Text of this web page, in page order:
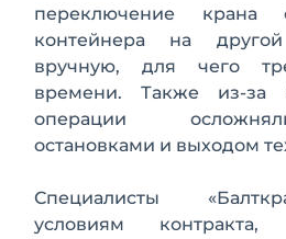
переключение
контейнера на другой
вручную, для чего
времени. Также из-за
операции
остановками и выходом
Специалисты
условиям